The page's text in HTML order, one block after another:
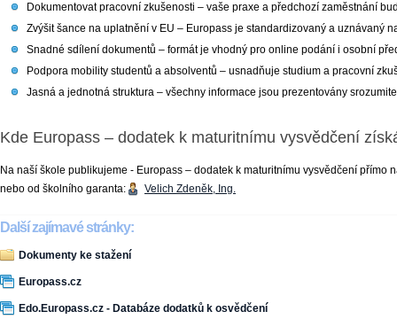
Dokumentovat pracovní zkušenosti – vaše praxe a předchozí zaměstnání
Zvýšit šance na uplatnění v EU – Europass je standardizovaný a uznávaný
Snadné sdílení dokumentů – formát je vhodný pro online podání i osobní
Podpora mobility studentů a absolventů – usnadňuje studium a pracovní
Jasná a jednotná struktura – všechny informace jsou prezentovány
Kde Europass – dodatek k maturitnímu vysvědčení
Na naší škole publikujeme - Europass – dodatek k maturitnímu vysvědčení přímo
nebo od školního garanta:
Velich Zdeněk, Ing.
Další zajímavé stránky:
Dokumenty ke stažení
Europass.cz
Edo.Europass.cz - Databáze dodatků k osvědčení